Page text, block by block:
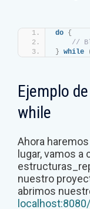
do {
//
} while
Ejemplo
while
Ahora
lugar, vamos a
nuestro
abrimos